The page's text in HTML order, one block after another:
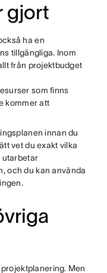
gjort
ha en
tillgängliga. Inom
från projektbudget
som finns
kommer att
innan du
vet du exakt vilka
utarbetar
och du kan använda
Men